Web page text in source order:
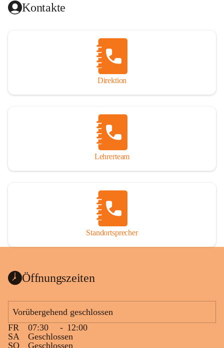
Kontakte
Direktion
Lehrerteam
Standortsprecher
Öffnungszeiten
Vorübergehend geschlossen
FR
07:30 - 12:00
SA
Geschlossen
SO
Geschlossen